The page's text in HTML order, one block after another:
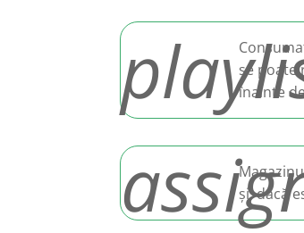
se poate
înainte
și, dacă